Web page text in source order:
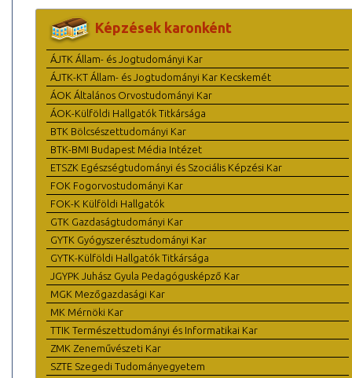
Képzések karonként
ÁJTK Állam- és Jogtudományi Kar
ÁJTK-KT Állam- és Jogtudományi Kar Kecskemét
ÁOK Általános Orvostudományi Kar
ÁOK-Külföldi Hallgatók Titkársága
BTK Bölcsészettudományi Kar
BTK-BMI Budapest Média Intézet
ETSZK Egészségtudományi és Szociális Képzési Kar
FOK Fogorvostudományi Kar
FOK-K Külföldi Hallgatók
GTK Gazdaságtudományi Kar
GYTK Gyógyszerésztudományi Kar
GYTK-Külföldi Hallgatók Titkársága
JGYPK Juhász Gyula Pedagógusképző Kar
MGK Mezőgazdasági Kar
MK Mérnöki Kar
TTIK Természettudományi és Informatikai Kar
ZMK Zeneművészeti Kar
SZTE Szegedi Tudományegyetem